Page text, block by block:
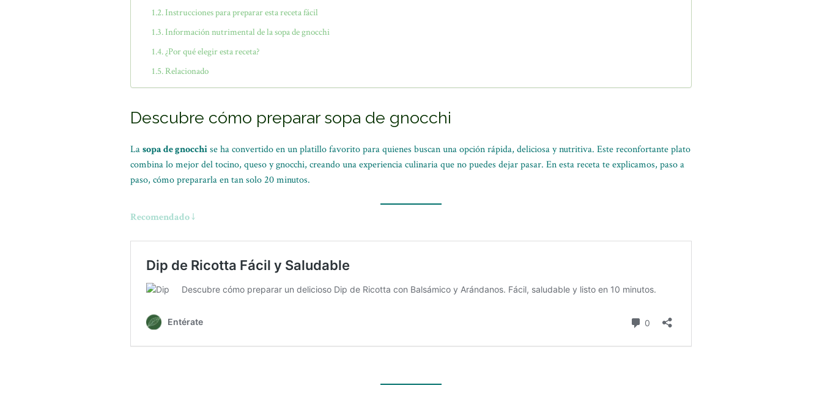
Instrucciones para preparar esta receta fácil
Información nutrimental de la sopa de gnocchi
¿Por qué elegir esta receta?
Relacionado
Descubre cómo preparar sopa de gnocchi
Lasopa de gnocchise ha convertido en un platillo favorito para quienes buscan una opción rápida, deliciosa y nutritiva. Este reconfortante plato
combina lo mejor del tocino, queso y gnocchi, creando una experiencia culinaria que no puedes dejar pasar. En esta receta te explicamos, paso a
paso, cómo prepararla en tan solo 20 minutos.
Recomendado ↓